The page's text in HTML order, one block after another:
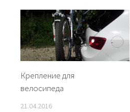
Крепление для
велосипеда
21.04.2016